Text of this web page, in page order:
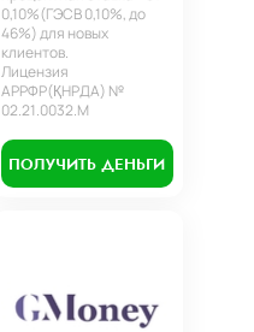
0,10%(ГЭСВ 0,10%, до
46%) для новых
клиентов.
Лицензия
АРРФР(ҚНРДА) №
02.21.0032.М
ПОЛУЧИТЬ ДЕНЬГИ